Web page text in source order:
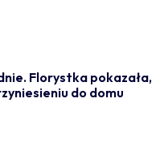
Florystka pokazała,
do domu